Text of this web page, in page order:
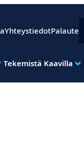
YhteystiedotPalaute
Tekemistä Kaavilla